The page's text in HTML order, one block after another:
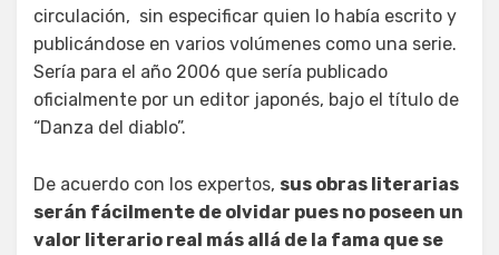
circulación, sin especificar quien lo había escrito y
publicándose en varios volúmenes como una serie.
Sería para el año 2006 que sería publicado
oficialmente por un editor japonés, bajo el título de
“Danza del diablo”.
De acuerdo con los expertos, sus obras literarias
serán fácilmente de olvidar pues no poseen un
valor literario real más allá de la fama que se